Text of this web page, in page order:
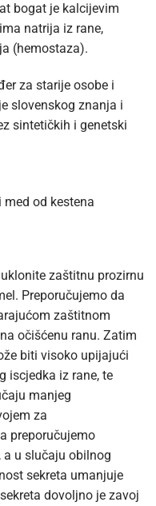
bogat je kalcijevim
natrija iz rane,
(hemostaza).
za starije osobe i
slovenskog znanja i
sintetičkih i genetski
od kestena
zaštitnu prozirnu
Preporučujemo da
zaštitnom
očišćenu ranu. Zatim
biti visoko upijajući
iscjedka iz rane, te
manjeg
za
preporučujemo
a u slučaju obilnog
sekreta umanjuje
dovoljno je zavoj